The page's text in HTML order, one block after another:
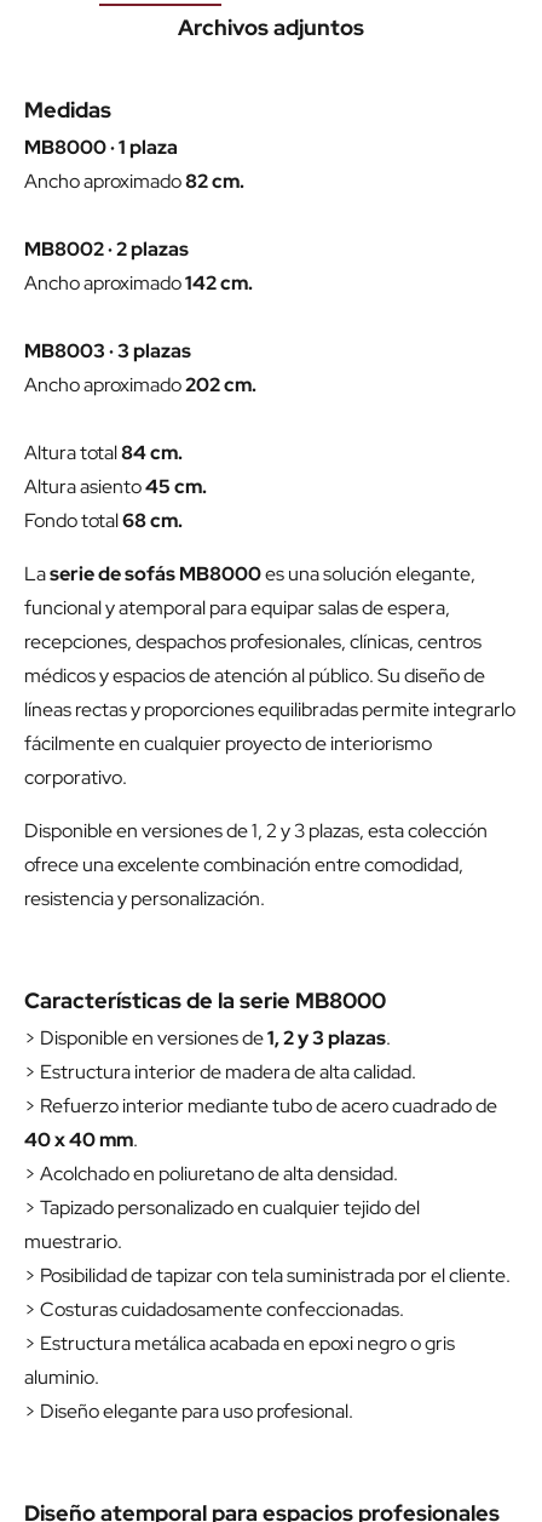
Archivos adjuntos
Medidas
MB8000 · 1 plaza
Ancho aproximado82 cm.
MB8002 · 2 plazas
Ancho aproximado142 cm.
MB8003 · 3 plazas
Ancho aproximado202 cm.
Altura total84 cm.
Altura asiento45 cm.
Fondo total68 cm.
Laserie de sofás MB8000es una solución elegante,
funcional y atemporal para equipar salas de espera,
recepciones, despachos profesionales, clínicas, centros
médicos y espacios de atención al público. Su diseño de
líneas rectas y proporciones equilibradas permite integrarlo
fácilmente en cualquier proyecto de interiorismo
corporativo.
Disponible en versiones de 1, 2 y 3 plazas, esta colección
ofrece una excelente combinación entre comodidad,
resistencia y personalización.
Características de la serie MB8000
> Disponible en versiones de1, 2 y 3 plazas.
> Estructura interior de madera de alta calidad.
> Refuerzo interior mediante tubo de acero cuadrado de
40 x 40 mm.
> Acolchado en poliuretano de alta densidad.
> Tapizado personalizado en cualquier tejido del
muestrario.
> Posibilidad de tapizar con tela suministrada por el cliente.
> Costuras cuidadosamente confeccionadas.
> Estructura metálica acabada en epoxi negro o gris
aluminio.
> Diseño elegante para uso profesional.
Diseño atemporal para espacios profesionales